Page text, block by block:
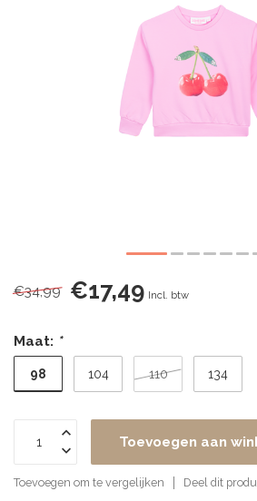
€34,99 €17,49 Incl. btw
Maat: *
98 104 110 134
Toevoegen aan
Toevoegen om te vergelijken Deel dit